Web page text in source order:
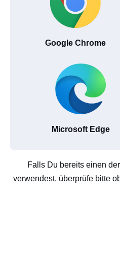
Google Chrome
Microsoft Edge
Falls Du bereits einen
verwendest, überprüfe bitte